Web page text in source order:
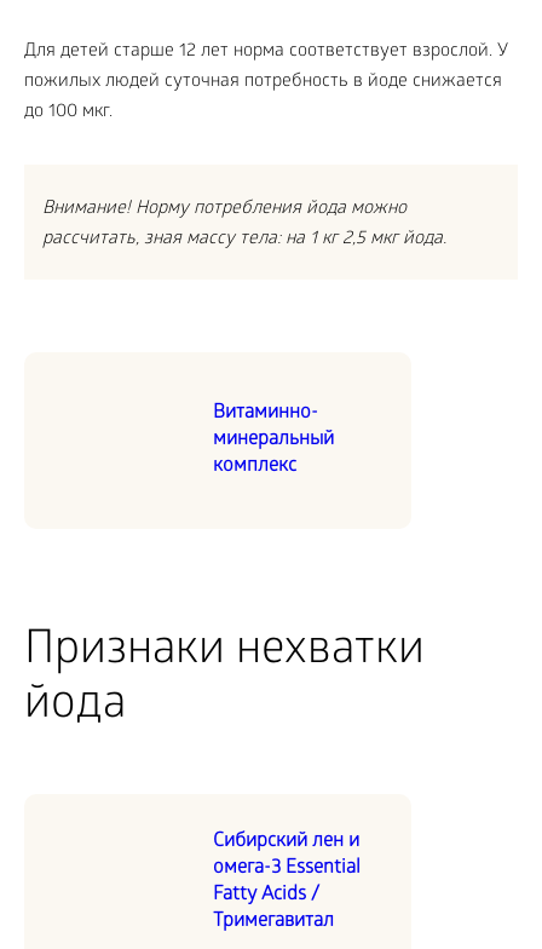
Для детей старше 12 лет норма соответствует взрослой. У
пожилых людей суточная потребность в йоде снижается
до 100 мкг.
Внимание! Норму потребления йода можно
рассчитать, зная массу тела: на 1 кг 2,5 мкг йода.
Витаминно-
минеральный
комплекс
Признаки нехватки
йода
Сибирский лен и
омега-3 Essential
Fatty Acids /
Тримегавитал